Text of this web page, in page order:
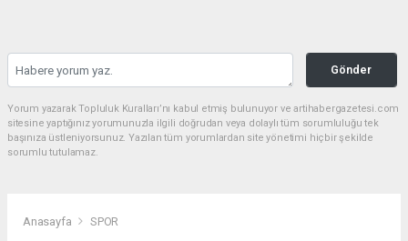
Gönder
Yorum yazarak Topluluk Kuralları’nı kabul etmiş bulunuyor ve artihabergazetesi.com
sitesine yaptığınız yorumunuzla ilgili doğrudan veya dolaylı tüm sorumluluğu tek
başınıza üstleniyorsunuz. Yazılan tüm yorumlardan site yönetimi hiçbir şekilde
sorumlu tutulamaz.
Anasayfa SPOR